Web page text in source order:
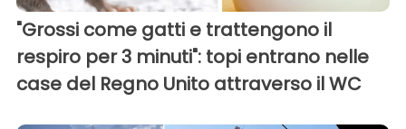
"Grossi come gatti e trattengono il
respiro per 3 minuti": topi entrano nelle
case del Regno Unito attraverso il WC